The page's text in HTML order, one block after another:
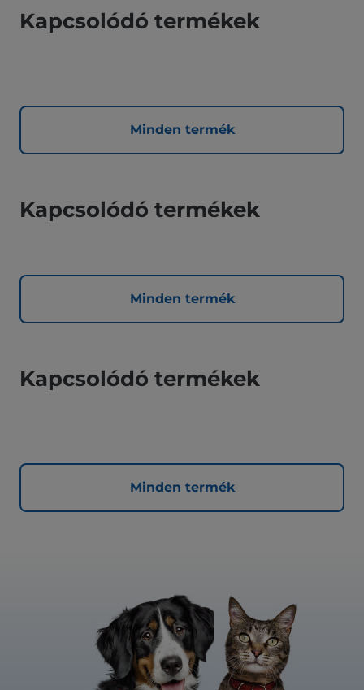
Kapcsolódó termékek
Minden termék
Kapcsolódó termékek
Minden termék
Kapcsolódó termékek
Minden termék